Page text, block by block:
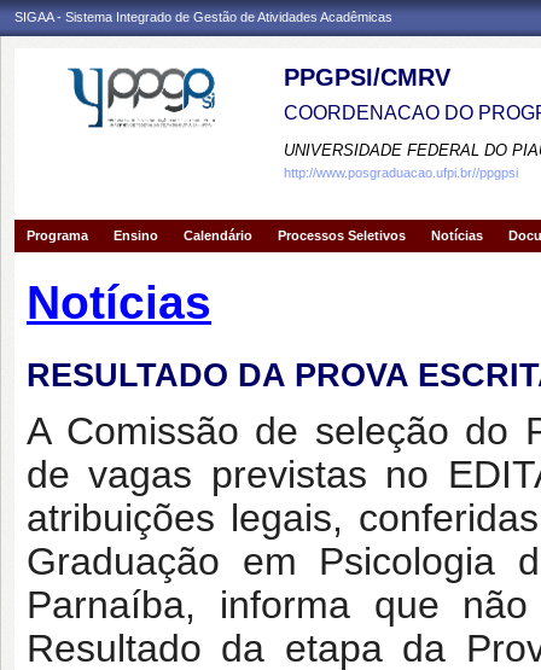
SIGAA - Sistema Integrado de Gestão de Atividades Acadêmicas
PPGPSI/CMRV
COORDENACAO DO
UNIVERSIDADE FEDERAL DO
http://www.posgraduacao.ufpi.br//ppgpsi
Programa Ensino Calendário Processos Seletivos Notícias
Notícias
RESULTADO DA PROVA
A Comissão de seleção do
de vagas previstas no
atribuições legais,
Graduação em Psicologia
Parnaíba, informa que
Resultado da etapa da